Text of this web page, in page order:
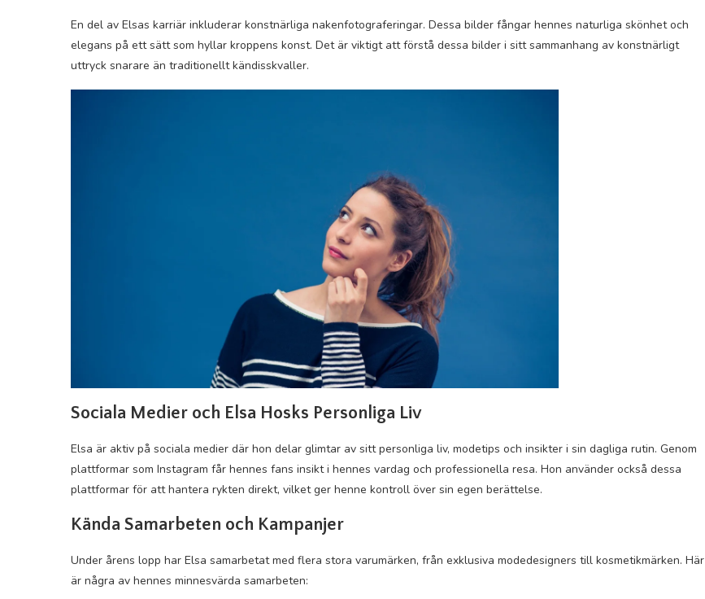
En del av Elsas karriär inkluderar konstnärliga nakenfotograferingar. Dessa bilder fångar hennes naturliga skönhet och
elegans på ett sätt som hyllar kroppens konst. Det är viktigt att förstå dessa bilder i sitt sammanhang av konstnärligt
uttryck snarare än traditionellt kändisskvaller.
Sociala Medier och Elsa Hosks Personliga Liv
Elsa är aktiv på sociala medier där hon delar glimtar av sitt personliga liv, modetips och insikter i sin dagliga rutin. Genom
plattformar som Instagram får hennes fans insikt i hennes vardag och professionella resa. Hon använder också dessa
plattformar för att hantera rykten direkt, vilket ger henne kontroll över sin egen berättelse.
Kända Samarbeten och Kampanjer
Under årens lopp har Elsa samarbetat med flera stora varumärken, från exklusiva modedesigners till kosmetikmärken. Här
är några av hennes minnesvärda samarbeten: